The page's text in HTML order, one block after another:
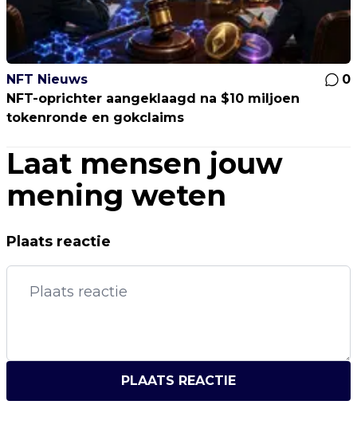
NFT Nieuws
0
NFT-oprichter aangeklaagd na $10 miljoen
tokenronde en gokclaims
Laat mensen jouw
mening weten
Plaats reactie
PLAATS REACTIE